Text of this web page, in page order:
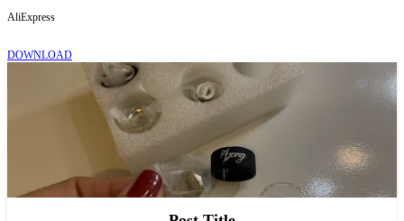
AliExpress
DOWNLOAD